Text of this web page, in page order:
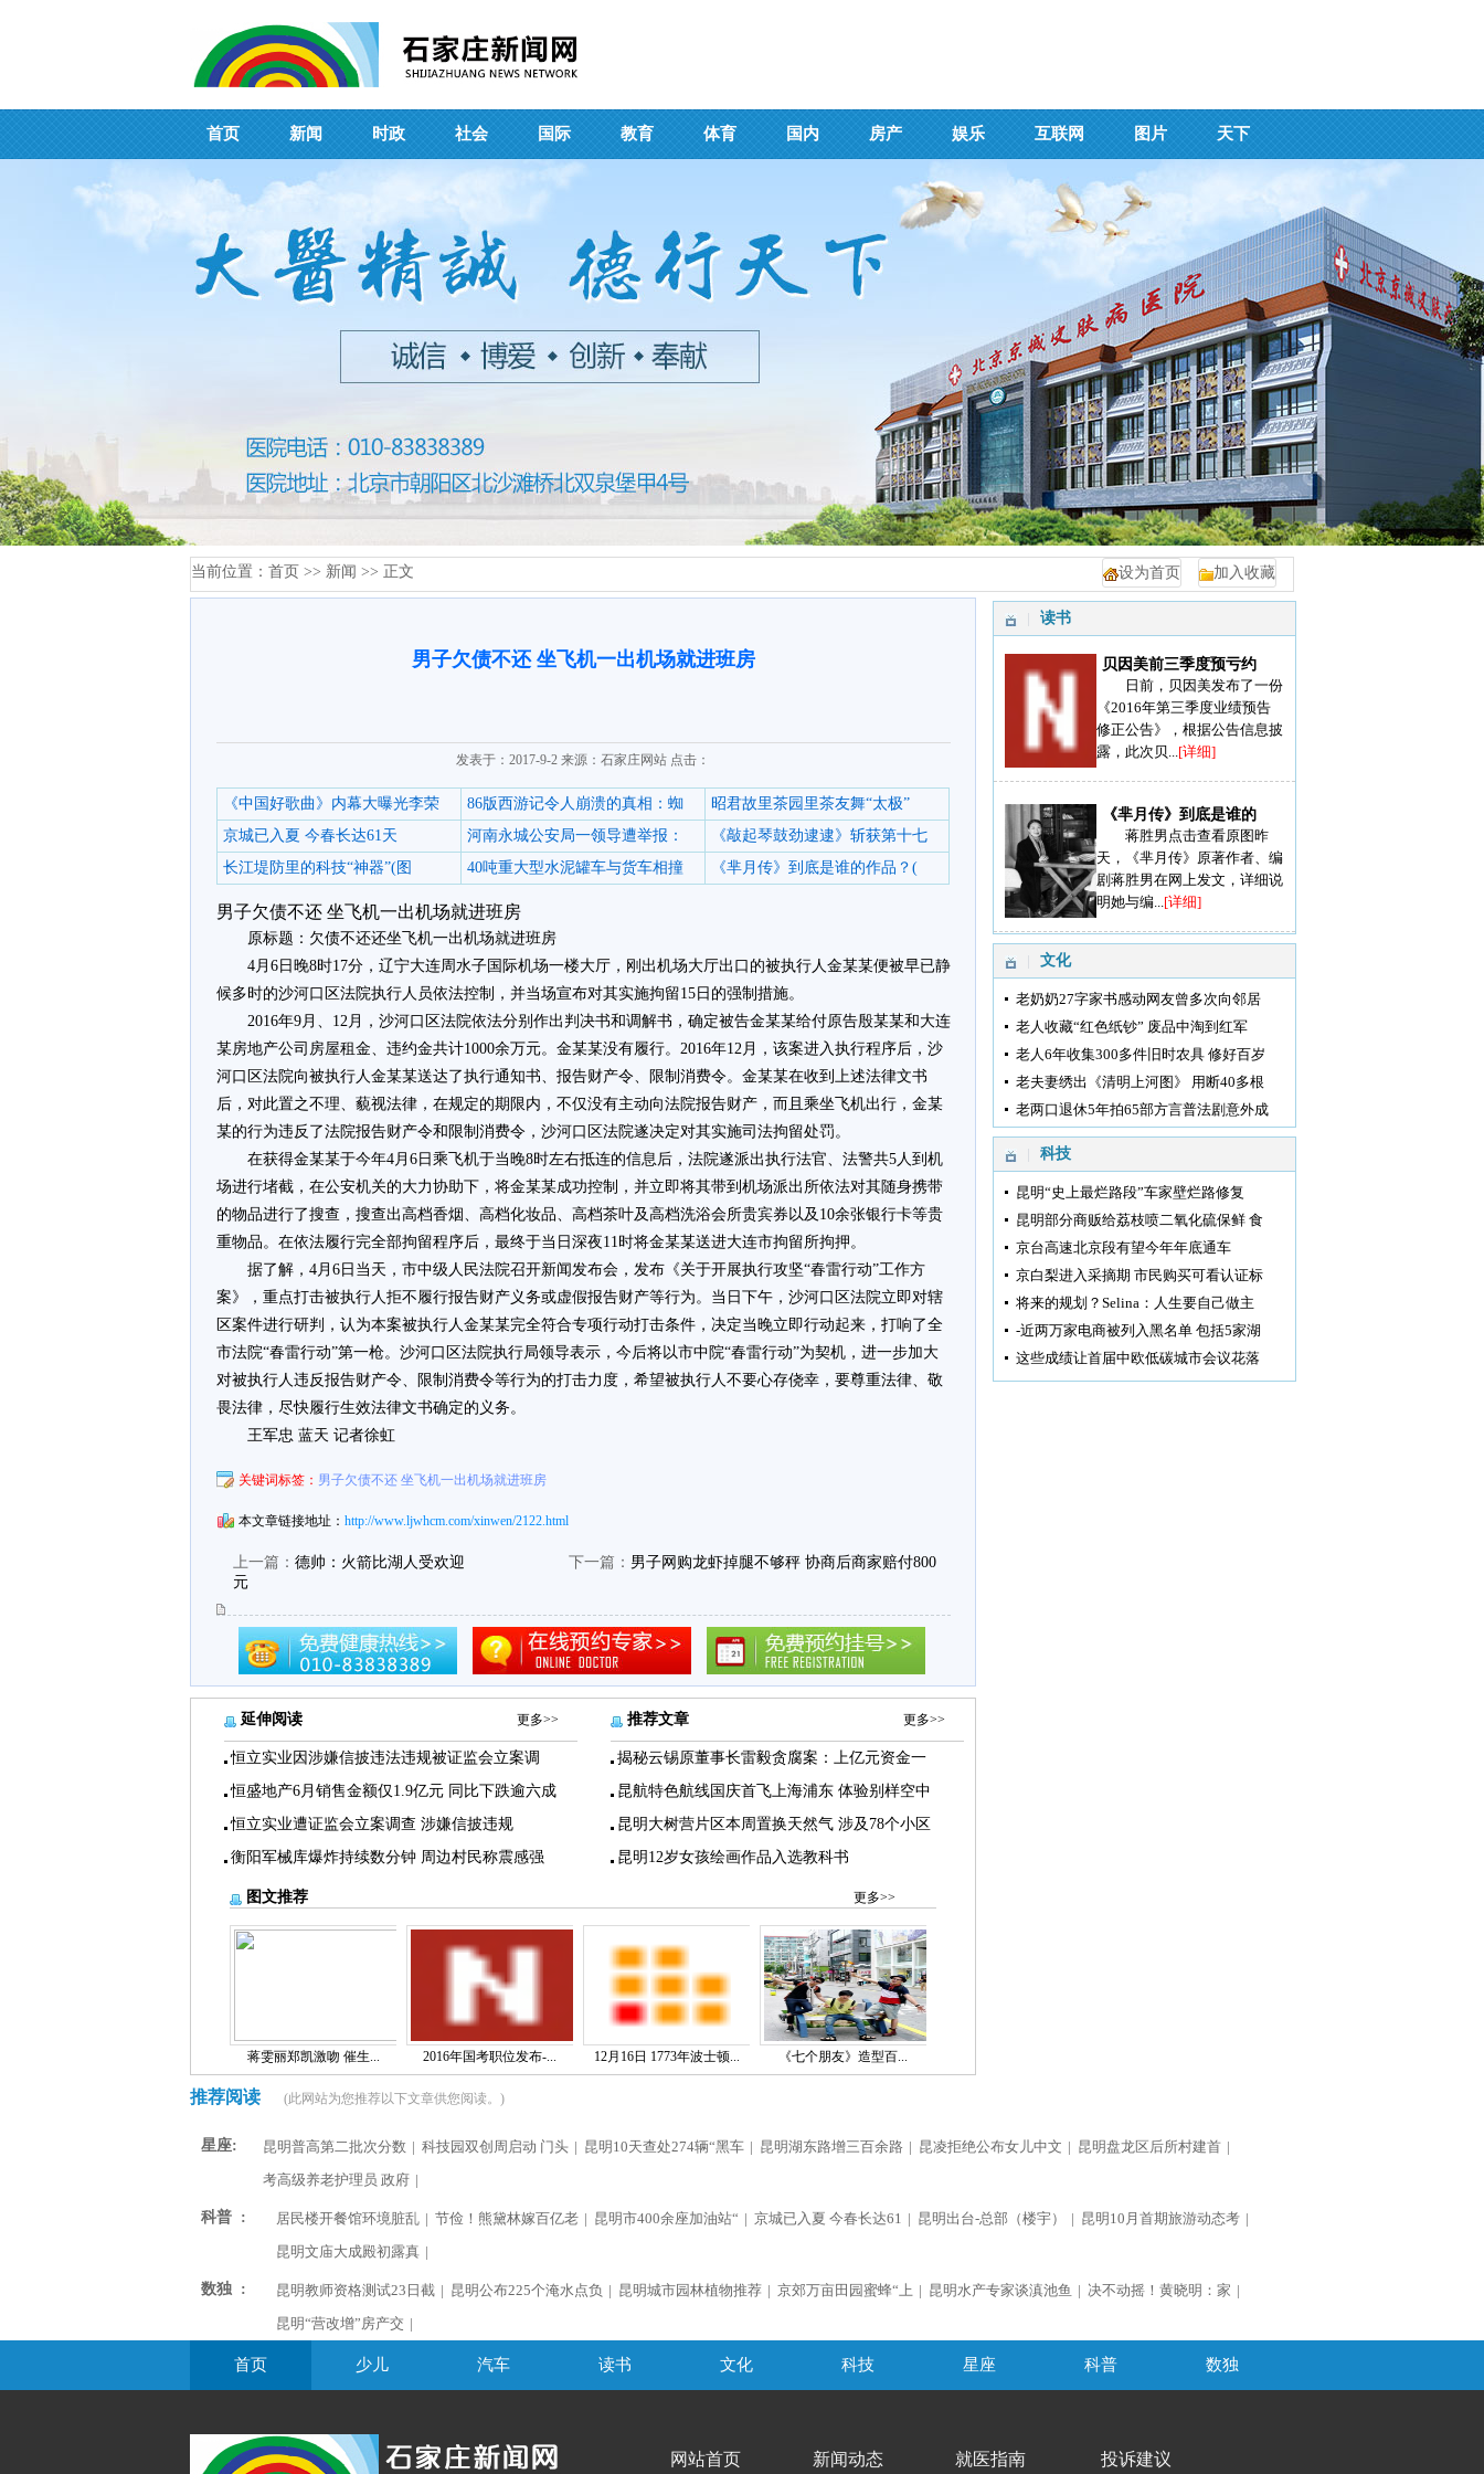
首页 新闻 时政 社会 国际 教育 体育 国内 房产 娱乐 互联网 图片 天下
当前位置： 首页 >> 新闻 >> 正文 加入收藏
设为首页
男子欠债不还 坐飞机一出机场就进班房
发表于：2017-9-2 来源：石家庄网站 点击：
《中国好歌曲》内幕大曝光李荣 86版西游记令人崩溃的真相：蜘
昭君故里茶园里茶友舞“太极”
京城已入夏 今春长达61天
河南永城公安局一领导遭举报：
《敲起琴鼓劲逮逮》斩获第十七
长江堤防里的科技“神器”(图
40吨重大型水泥罐车与货车相撞 《芈月传》到底是谁的作品？(
男子欠债不还 坐飞机一出机场就进班房
原标题：欠债不还还坐飞机一出机场就进班房
4月6日晚8时17分，辽宁大连周水子国际机场一楼大厅，刚出机场大厅出口的被执行人金某某便被早已静
候多时的沙河口区法院执行人员依法控制，并当场宣布对其实施拘留15日的强制措施。
2016年9月、12月，沙河口区法院依法分别作出判决书和调解书，确定被告金某某给付原告殷某某和大连
某房地产公司房屋租金、违约金共计1000余万元。金某某没有履行。2016年12月，该案进入执行程序后，沙
河口区法院向被执行人金某某送达了执行通知书、报告财产令、限制消费令。金某某在收到上述法律文书
后，对此置之不理、藐视法律，在规定的期限内，不仅没有主动向法院报告财产，而且乘坐飞机出行，金某
某的行为违反了法院报告财产令和限制消费令，沙河口区法院遂决定对其实施司法拘留处罚。
在获得金某某于今年4月6日乘飞机于当晚8时左右抵连的信息后，法院遂派出执行法官、法警共5人到机
场进行堵截，在公安机关的大力协助下，将金某某成功控制，并立即将其带到机场派出所依法对其随身携带
的物品进行了搜查，搜查出高档香烟、高档化妆品、高档茶叶及高档洗浴会所贵宾券以及10余张银行卡等贵
重物品。在依法履行完全部拘留程序后，最终于当日深夜11时将金某某送进大连市拘留所拘押。
据了解，4月6日当天，市中级人民法院召开新闻发布会，发布《关于开展执行攻坚“春雷行动”工作方
案》，重点打击被执行人拒不履行报告财产义务或虚假报告财产等行为。当日下午，沙河口区法院立即对辖
区案件进行研判，认为本案被执行人金某某完全符合专项行动打击条件，决定当晚立即行动起来，打响了全
市法院“春雷行动”第一枪。沙河口区法院执行局领导表示，今后将以市中院“春雷行动”为契机，进一步加大
对被执行人违反报告财产令、限制消费令等行为的打击力度，希望被执行人不要心存侥幸，要尊重法律、敬
畏法律，尽快履行生效法律文书确定的义务。
王军忠 蓝天 记者徐虹
关键词标签： 男子欠债不还 坐飞机一出机场就进班房
本文章链接地址： http://www.ljwhcm.com/xinwen/2122.html
上一篇： 德帅：火箭比湖人受欢迎 下一篇： 男子网购龙虾掉腿不够秤 协商后商家赔付800
元
延伸阅读 更多>>
恒立实业因涉嫌信披违法违规被证监会立案调
恒盛地产6月销售金额仅1.9亿元 同比下跌逾六成
恒立实业遭证监会立案调查 涉嫌信披违规
衡阳军械库爆炸持续数分钟 周边村民称震感强
推荐文章 更多>>
揭秘云锡原董事长雷毅贪腐案：上亿元资金一
昆航特色航线国庆首飞上海浦东 体验别样空中
昆明大树营片区本周置换天然气 涉及78个小区
昆明12岁女孩绘画作品入选教科书
图文推荐 更多>>
蒋雯丽郑凯激吻 催生... 2016年国考职位发布-... 12月16日 1773年波士顿... 《七个朋友》造型百...
读书
贝因美前三季度预亏约
日前，贝因美发布了一份
《2016年第三季度业绩预告
修正公告》，根据公告信息披
露，此次贝...[详细]
《芈月传》到底是谁的
蒋胜男点击查看原图昨
天，《芈月传》原著作者、编
剧蒋胜男在网上发文，详细说
明她与编...[详细]
文化
老奶奶27字家书感动网友曾多次向邻居
老人收藏“红色纸钞” 废品中淘到红军
老人6年收集300多件旧时农具 修好百岁
老夫妻绣出《清明上河图》 用断40多根
老两口退休5年拍65部方言普法剧意外成
科技
昆明“史上最烂路段”车家壁烂路修复
昆明部分商贩给荔枝喷二氧化硫保鲜 食
京台高速北京段有望今年年底通车
京白梨进入采摘期 市民购买可看认证标
将来的规划？Selina：人生要自己做主
-近两万家电商被列入黑名单 包括5家湖
这些成绩让首届中欧低碳城市会议花落
推荐阅读 (此网站为您推荐以下文章供您阅读。)
星座: 昆明普高第二批次分数 | 科技园双创周启动 门头 | 昆明10天查处274辆“黑车 | 昆明湖东路增三百余路 | 昆凌拒绝公布女儿中文 | 昆明盘龙区后所村建首 |
考高级养老护理员 政府 |
科普 : 居民楼开餐馆环境脏乱 | 节俭！熊黛林嫁百亿老 | 昆明市400余座加油站“ | 京城已入夏 今春长达61 | 昆明出台-总部（楼宇） | 昆明10月首期旅游动态考 |
昆明文庙大成殿初露真 |
数独 : 昆明教师资格测试23日截 | 昆明公布225个淹水点负 | 昆明城市园林植物推荐 | 京郊万亩田园蜜蜂“上 | 昆明水产专家谈滇池鱼 | 决不动摇！黄晓明：家 |
昆明“营改增”房产交 |
首页 少儿 汽车 读书 文化 科技 星座 科普 数独
网站首页 新闻动态 就医指南 投诉建议